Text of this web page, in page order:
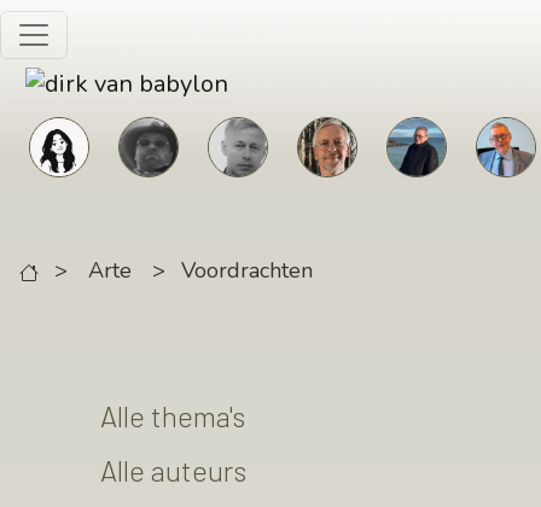
Skip to main content
> Arte > Voordrachten
Alle thema's
Alle auteurs